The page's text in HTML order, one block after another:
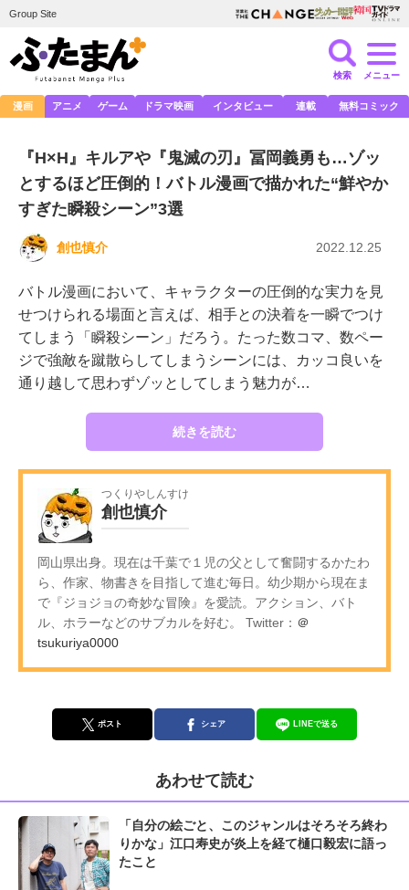
Group Site
検索 メニュー
漫画 アニメ ゲーム ドラマ映画 インタビュー 連載 無料コミック
『H×H』キルアや『鬼滅の刃』冨岡義勇も…ゾッ
とするほど圧倒的！バトル漫画で描かれた“鮮やか
すぎた瞬殺シーン”3選
創也慎介 2022.12.25
バトル漫画において、キャラクターの圧倒的な実力を見
せつけられる場面と言えば、相手との決着を一瞬でつけ
てしまう「瞬殺シーン」だろう。たった数コマ、数ペー
ジで強敵を蹴散らしてしまうシーンには、カッコ良いを
通り越して思わずゾッとしてしまう魅力が…
続きを読む
つくりやしんすけ
創也慎介
岡山県出身。現在は千葉で１児の父として奮闘するかたわ
ら、作家、物書きを目指して進む毎日。幼少期から現在ま
で『ジョジョの奇妙な冒険』を愛読。アクション、バト
ル、ホラーなどのサブカルを好む。 Twitter： ＠
tsukuriya0000
ポスト シェア LINEで送る
あわせて読む
「自分の絵ごと、このジャンルはそろそろ終わ
りかな」江口寿史が炎上を経て樋口毅宏に語っ
たこと